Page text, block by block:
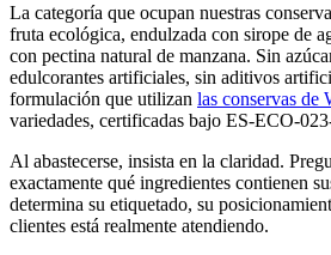
La categoría que ocupan nuestras
fruta ecológica, endulzada con sirope de
con pectina natural de manzana. Sin
edulcorantes artificiales, sin aditivos
formulación que utilizan las conservas de
variedades, certificadas bajo ES-ECO-
Al abastecerse, insista en la claridad.
exactamente qué ingredientes contienen
determina su etiquetado, su
clientes está realmente atendiendo.